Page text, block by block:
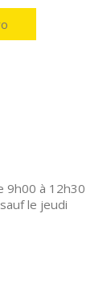
9h00 à 12h30
le jeudi